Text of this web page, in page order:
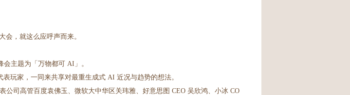
会，就这么应呼声而来。
主题为「万物都可 AI」。
玩家，一同来共享对最重生成式 AI 近况与趋势的想法。
司高管百度袁佛玉、微软大中华区关玮雅、好意思图 CEO 吴欣鸿、小冰 CO